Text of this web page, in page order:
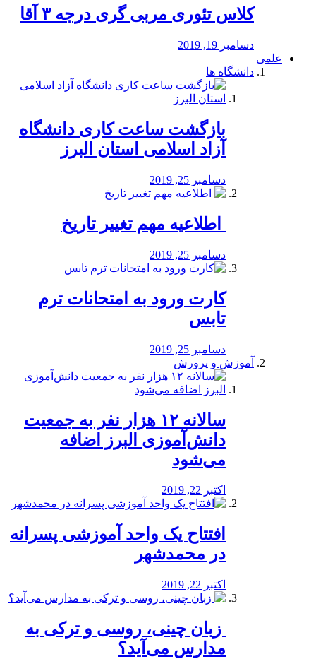
کلاس تئوری مربی گری درجه ۳ آقا
دسامبر 19, 2019
علمی
دانشگاه ها
بازگشت ساعت کاری دانشگاه
آزاد اسلامی استان البرز
دسامبر 25, 2019
️ اطلاعیه مهم تغییر تاریخ
دسامبر 25, 2019
کارت ورود به امتحانات ترم
تابس
دسامبر 25, 2019
آموزش و پرورش
️سالانه ۱۲ هزار نفر به جمعیت
دانش‌آموزی البرز اضافه
می‌شود
اکتبر 22, 2019
افتتاح یک واحد آموزشی پسرانه
در محمدشهر
اکتبر 22, 2019
️ زبان چینی، روسی و ترکی به
مدارس می‌آید؟